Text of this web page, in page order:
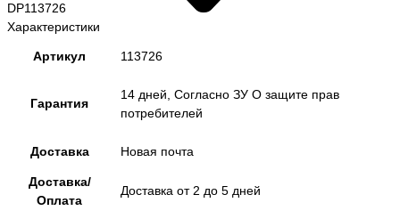
DP113726
Характеристики
Артикул 113726
Гарантия
14 дней, Согласно ЗУ О защите прав
потребителей
Доставка Новая почта
Доставка/
Оплата
Доставка от 2 до 5 дней